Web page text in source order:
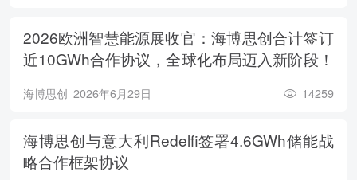
2026欧洲智慧能源展收官：海博思创合计签订
近10GWh合作协议，全球化布局迈入新阶段！
海博思创 2026年6月29日 14259
海博思创与意大利Redelfi签署4.6GWh储能战
略合作框架协议